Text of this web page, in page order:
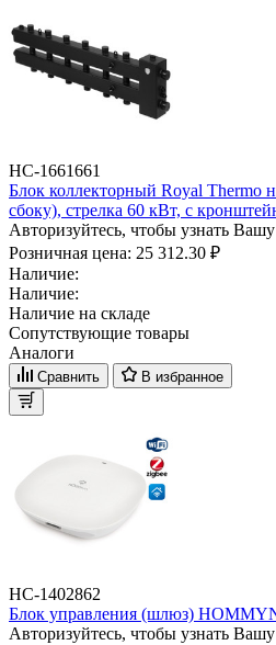
НС-1661661
Блок коллекторный Royal Thermo
сбоку), стрелка 60 кВт, с
Авторизуйтесь, чтобы узнать
Розничная цена: 25 312.30 ₽
Наличие:
Наличие:
Наличие на складе
Сопутствующие товары
Аналоги
Сравнить В избранное
НС-1402862
Блок управления (шлюз)
Авторизуйтесь, чтобы узнать